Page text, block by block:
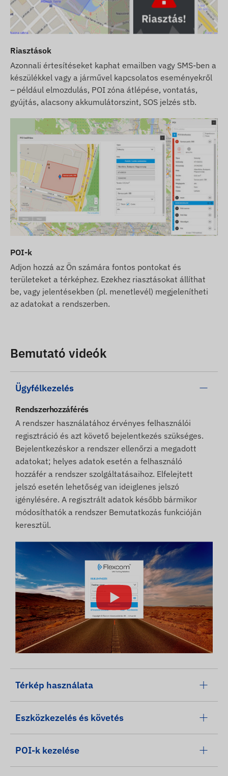
Riasztások
Azonnali értesítéseket kaphat emailben vagy SMS-ben a
készülékkel vagy a járművel kapcsolatos eseményekről
– például elmozdulás, POI zóna átlépése, vontatás,
gyújtás, alacsony akkumulátorszint, SOS jelzés stb.
POI-k
Adjon hozzá az Ön számára fontos pontokat és
területeket a térképhez. Ezekhez riasztásokat állíthat
be, vagy jelentésekben (pl. menetlevél) megjelenítheti
az adatokat a rendszerben.
Bemutató videók
Ügyfélkezelés
Rendszerhozzáférés
A rendszer használatához érvényes felhasználói
regisztráció és azt követő bejelentkezés szükséges.
Bejelentkezéskor a rendszer ellenőrzi a megadott
adatokat; helyes adatok esetén a felhasználó
hozzáfér a rendszer szolgáltatásaihoz. Elfelejtett
jelszó esetén lehetőség van ideiglenes jelszó
igénylésére. A regisztrált adatok később bármikor
módosíthatók a rendszer Bemutatkozás funkcióján
keresztül.
Térkép használata
Eszközkezelés és követés
POI-k kezelése